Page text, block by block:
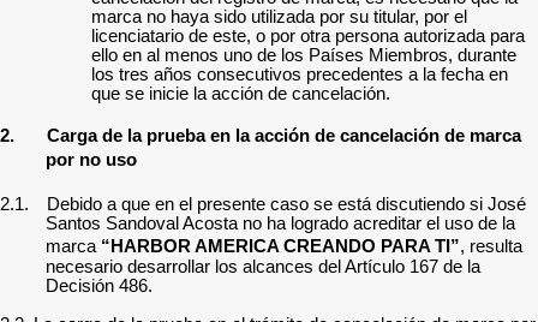
marca no haya sido utilizada por su titular, por el
licenciatario de este, o por otra persona autorizada para
ello en al menos uno de los Países Miembros, durante
los tres años consecutivos precedentes a la fecha en
que se inicie la acción de cancelación.
2. Carga de la pruebaen la acción de cancelación de marca
por no uso
2.1.
Debido a que en el presente caso se está discutiendo si José
Santos Sandoval Acosta no ha logrado acreditar el uso de la
marca “HARBOR AMERICA CREANDO PARA TI”, resulta
necesario desarrollar los alcances del Artículo 167 de la
Decisión 486.